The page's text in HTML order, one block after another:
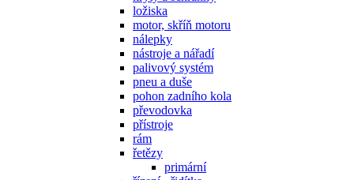
ložiska
motor, skříň motoru
nálepky
nástroje a nářadí
palivový systém
pneu a duše
pohon zadního kola
převodovka
přístroje
rám
řetězy
primární